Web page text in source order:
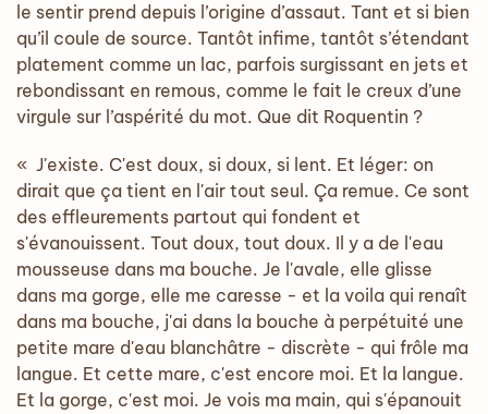
le sentir prend depuis l’origine d’assaut. Tant et si bien
qu’il coule de source. Tantôt infime, tantôt s’étendant
platement comme un lac, parfois surgissant en jets et
rebondissant en remous, comme le fait le creux d’une
virgule sur l’aspérité du mot. Que dit Roquentin ?
« J'existe. C'est doux, si doux, si lent. Et léger: on
dirait que ça tient en l'air tout seul. Ça remue. Ce sont
des effleurements partout qui fondent et
s'évanouissent. Tout doux, tout doux. Il y a de l'eau
mousseuse dans ma bouche. Je l'avale, elle glisse
dans ma gorge, elle me caresse - et la voila qui renaît
dans ma bouche, j'ai dans la bouche à perpétuité une
petite mare d'eau blanchâtre - discrète - qui frôle ma
langue. Et cette mare, c'est encore moi. Et la langue.
Et la gorge, c'est moi. Je vois ma main, qui s'épanouit